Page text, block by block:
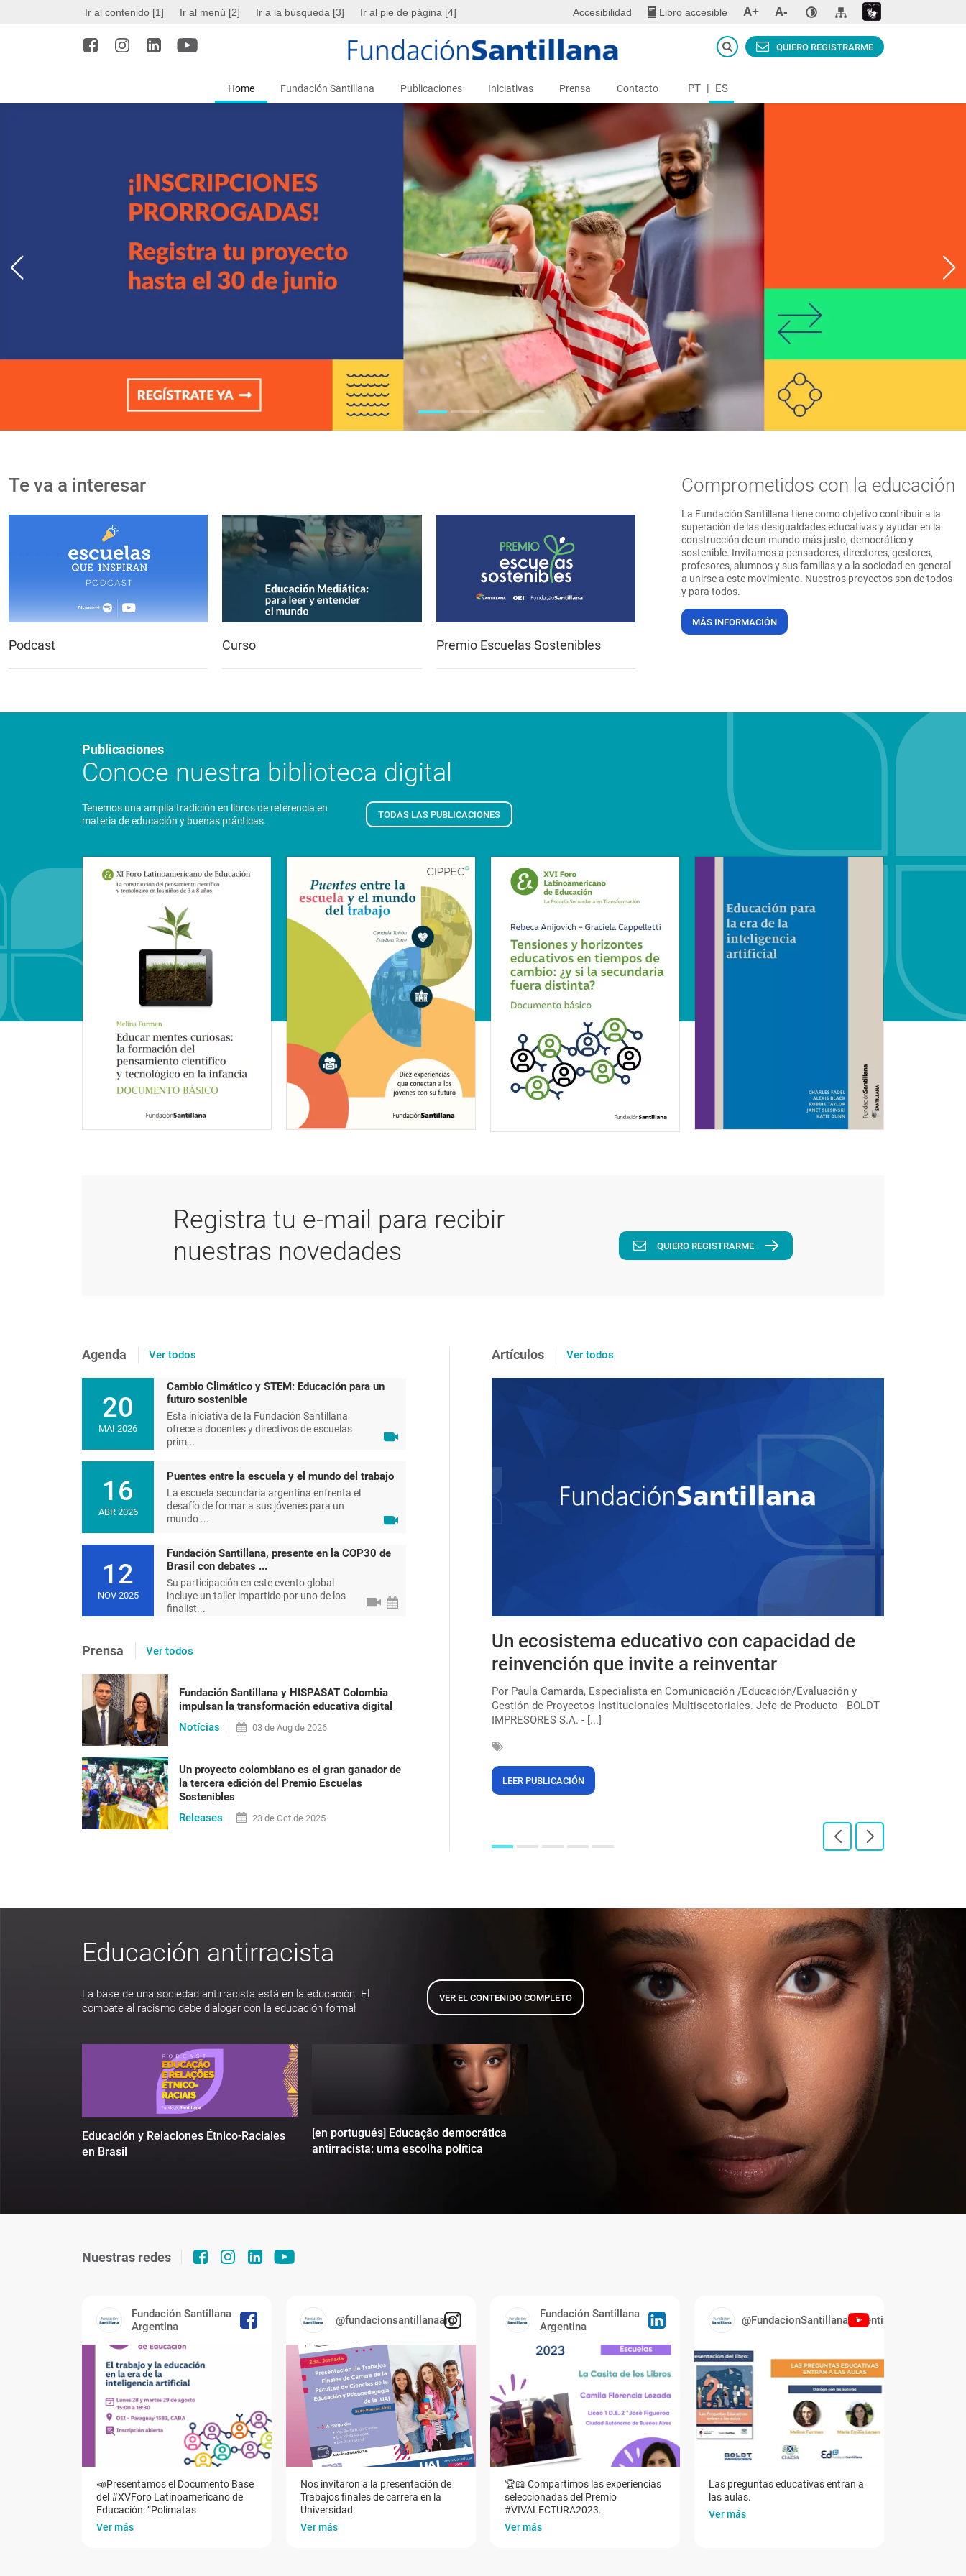
Ir al contenido [1] Ir al menú [2] Ir a la búsqueda [3] Ir al pie de página [4] Accesibilidad Libro accesible A+ A-
Home Fundación Santillana Publicaciones Iniciativas Prensa Contacto PT | ES
QUIERO REGISTRARME
Comprometidos con la educación
La Fundación Santillana tiene como objetivo contribuir a la
superación de las desigualdades educativas y ayudar en la
construcción de un mundo más justo, democrático y
sostenible. Invitamos a pensadores, directores, gestores,
profesores, alumnos y sus familias y a la sociedad en general
a unirse a este movimiento. Nuestros proyectos son de todos
y para todos.
MÁS INFORMACIÓN
Te va a interesar
Podcast Curso Premio Escuelas Sostenibles
Publicaciones
Conoce nuestra biblioteca digital
Tenemos una amplia tradición en libros de referencia en
materia de educación y buenas prácticas.
TODAS LAS PUBLICACIONES
Registra tu e-mail para recibir
nuestras novedades
QUIERO REGISTRARME
Agenda Ver todos
20
MAI 2026
Cambio Climático y STEM: Educación para un
futuro sostenible
Esta iniciativa de la Fundación Santillana
ofrece a docentes y directivos de escuelas
prim...
16
ABR 2026
Puentes entre la escuela y el mundo del trabajo
La escuela secundaria argentina enfrenta el
desafío de formar a sus jóvenes para un
mundo ...
12
NOV 2025
Fundación Santillana, presente en la COP30 de
Brasil con debates ...
Su participación en este evento global
incluye un taller impartido por uno de los
finalist...
Prensa Ver todos
Fundación Santillana y HISPASAT Colombia
impulsan la transformación educativa digital
Notícias
03 de Aug de 2026
Un proyecto colombiano es el gran ganador de
la tercera edición del Premio Escuelas
Sostenibles
Releases
23 de Oct de 2025
Artículos Ver todos
[en portugués] Após 20 anos, uma lei que ainda
precisa ser posta em prática para combater o
racismo
Nilma Lino Gomes Em 2023 o Brasil vai alcançar a marca de 220 milhões de
habitantes, a maioria formada por pessoas negras (56%). Mas, mesmo após 135
anos do fim do reg[...]
LEER PUBLICACIÓN
Un ecosistema educativo con capacidad de
reinvención que invite a reinventar
Por Paula Camarda, Especialista en Comunicación /Educación/Evaluación y
Gestión de Proyectos Institucionales Multisectoriales. Jefe de Producto - BOLDT
IMPRESORES S.A. - [...]
LEER PUBLICACIÓN
Educación antirracista
La base de una sociedad antirracista está en la educación. El
combate al racismo debe dialogar con la educación formal
VER EL CONTENIDO COMPLETO
Educación y Relaciones Étnico-Raciales
en Brasil
[en portugués] Educação democrática
antirracista: uma escolha política
Nuestras redes
Fundación Santillana
Argentina
📣Presentamos el Documento Base
del #XVForo Latinoamericano de
Educación: “Polímatas
Ver más
@fundacionsantillanaarg
Nos invitaron a la presentación de
Trabajos finales de carrera en la
Universidad.
Ver más
Fundación Santillana
Argentina
🏆📖 Compartimos las experiencias
seleccionadas del Premio
#VIVALECTURA2023.
Ver más
@FundacionSantillanaArgentina
Las preguntas educativas entran a
las aulas.
Ver más